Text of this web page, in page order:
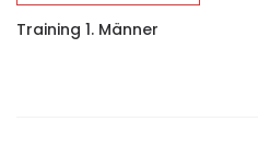
Training 1. Männer